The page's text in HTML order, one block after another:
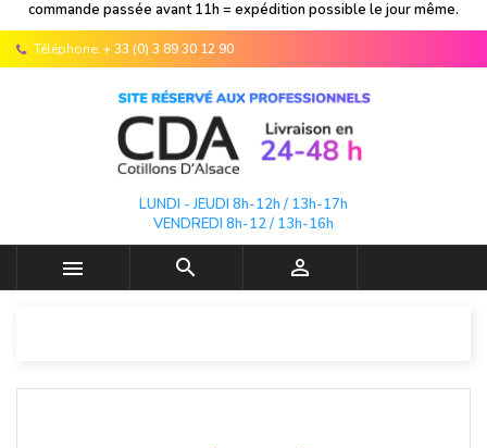
commande passée avant 11h = expédition possible le jour même.
Téléphone: + 33 (0) 3 89 30 12 90
LUNDI - JEUDI 8h-12h / 13h-17h
VENDREDI 8h-12 / 13h-16h
  